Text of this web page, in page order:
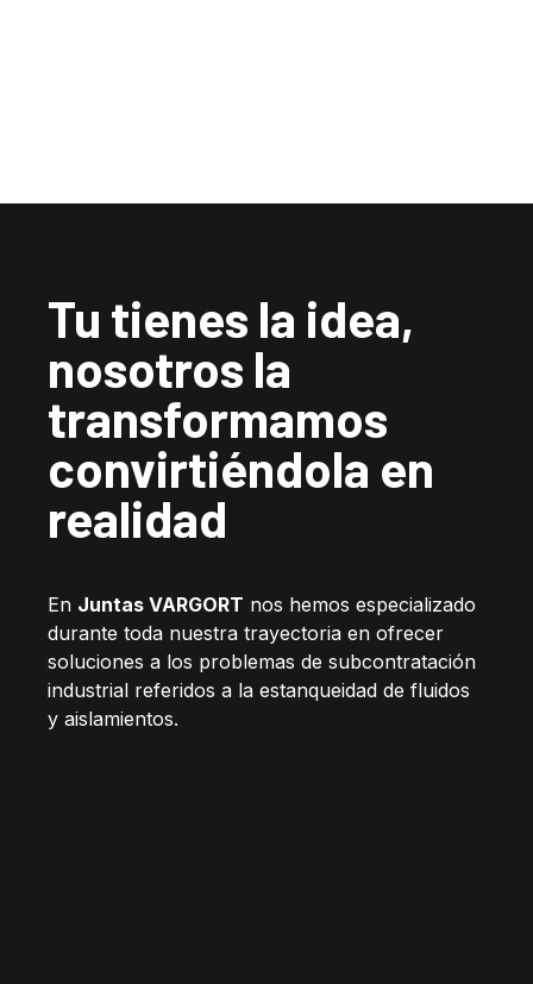
Tu tienes la idea,
nosotros la
transformamos
convirtiéndola en
realidad
En Juntas VARGORT nos hemos especializado
durante toda nuestra trayectoria en ofrecer
soluciones a los problemas de subcontratación
industrial referidos a la estanqueidad de fluidos
y aislamientos.